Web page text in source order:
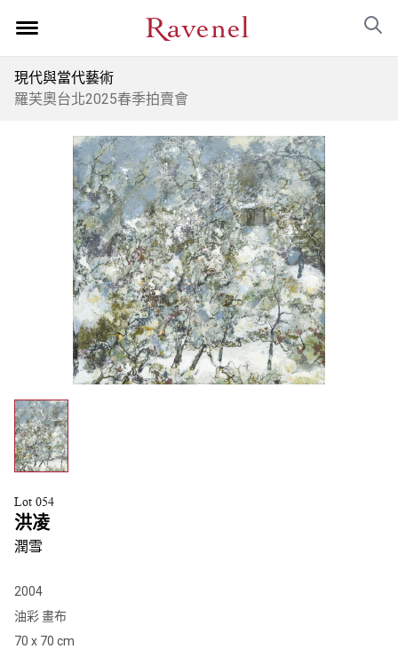
現代與當代藝術
羅芙奧台北2025春季拍賣會
Lot 054
洪凌
潤雪
2004
油彩 畫布
70 x 70 cm